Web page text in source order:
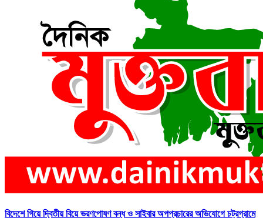
বিদেশে গিয়ে দ্বিতীয় বিয়ে ভরণপোষণ বন্ধ ও সাইবার অপপ্রচারের অভিযোগে চট্রগ্রামে